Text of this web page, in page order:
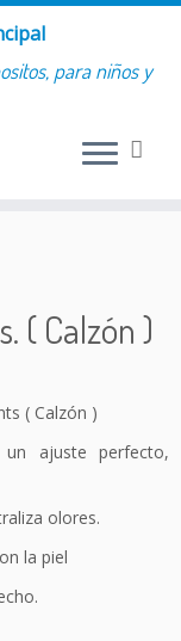
para niños y
( Calzón )
( Calzón )
ajuste perfecto,
olores.
la piel